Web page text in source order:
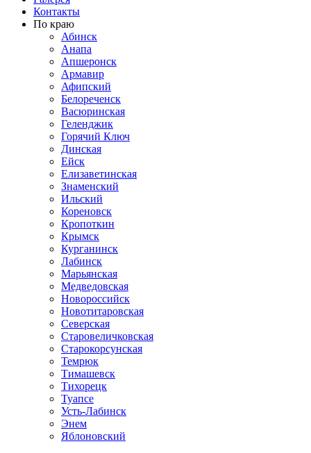
Контакты
По краю
Абинск
Анапа
Апшеронск
Армавир
Афипский
Белореченск
Васюринская
Геленджик
Горячий Ключ
Динская
Ейск
Елизаветинская
Знаменский
Ильский
Кореновск
Кропоткин
Крымск
Курганинск
Лабинск
Марьянская
Медведовская
Новороссийск
Новотитаровская
Северская
Старовеличковская
Старокорсунская
Темрюк
Тимашевск
Тихорецк
Туапсе
Усть-Лабинск
Энем
Яблоновский